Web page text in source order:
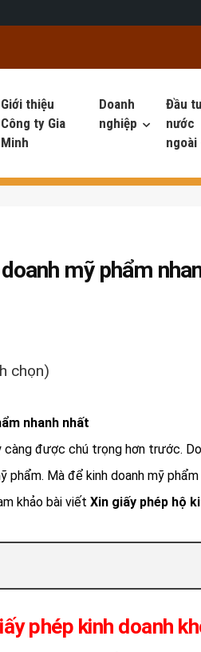
Giới thiệu
Công ty Gia
Minh
Doanh
nghiệp
Đầu
nước
ngoài
mỹ phẩm
chọn)
nhanh nhất
càng được chú trọng hơn trước.
phẩm. Mà để kinh doanh mỹ
khảo bài viết Xin giấy phép hộ
phép kinh doanh